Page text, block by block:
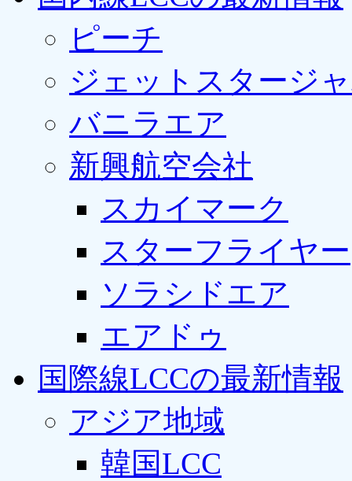
ピーチ
ジェットスタージ
バニラエア
新興航空会社
スカイマーク
スターフライヤー
ソラシドエア
エアドゥ
国際線LCCの最新情報
アジア地域
韓国LCC